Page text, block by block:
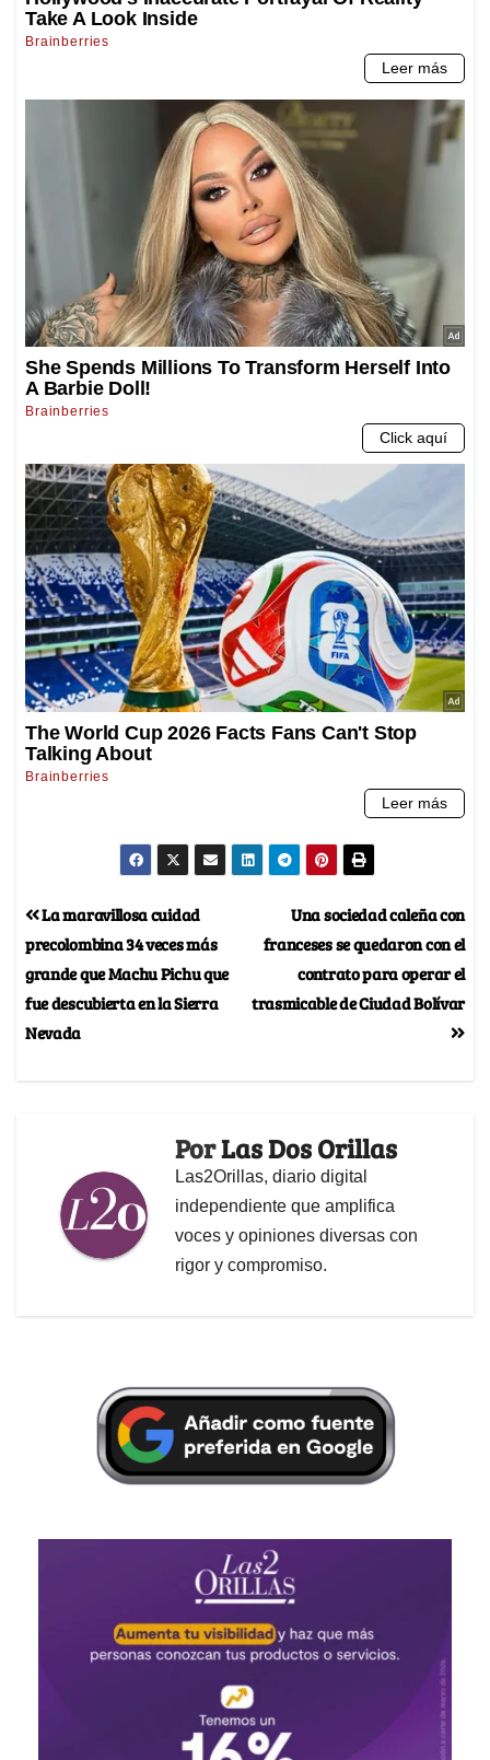
Una sociedad caleña con
franceses se quedaron con el
contrato para operar el
trasmicable de Ciudad Bolívar
La maravillosa cuidad
precolombina 34 veces más
grande que Machu Pichu que
fue descubierta en la Sierra
Nevada
PorLas Dos Orillas
Las2Orillas, diario digital
independiente que amplifica
voces y opiniones diversas con
rigor y compromiso.